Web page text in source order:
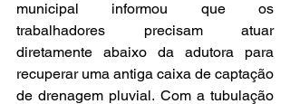
municipal informou que os
trabalhadores precisam atuar
diretamente abaixo da adutora para
recuperar uma antiga caixa de captação
de drenagem pluvial. Com a tubulação